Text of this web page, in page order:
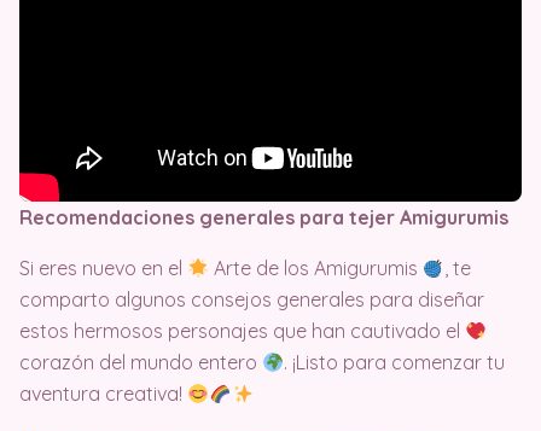
Recomendaciones generales para tejer Amigurumis
Si eres nuevo en el Arte de los Amigurumis
, te
comparto algunos consejos generales para diseñar
estos hermosos personajes que han cautivado el
corazón del mundo entero
. ¡Listo para comenzar tu
aventura creativa!